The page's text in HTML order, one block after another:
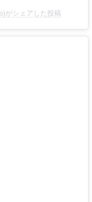
がシェアした投稿